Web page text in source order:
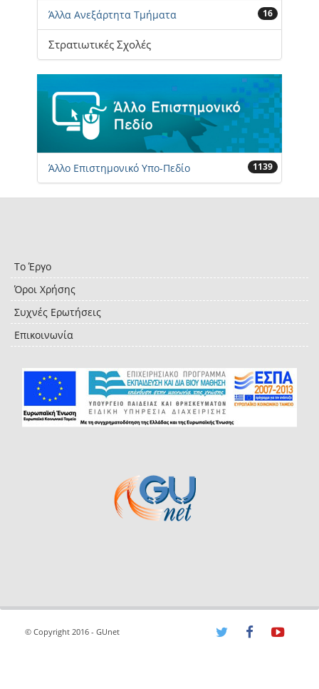
Άλλα Ανεξάρτητα Τμήματα 16
Στρατιωτικές Σχολές
Άλλο Επιστημονικό Υπο-Πεδίο 1139
Το Έργο
Όροι Χρήσης
Συχνές Ερωτήσεις
Επικοινωνία
© Copyright 2016 - GUnet